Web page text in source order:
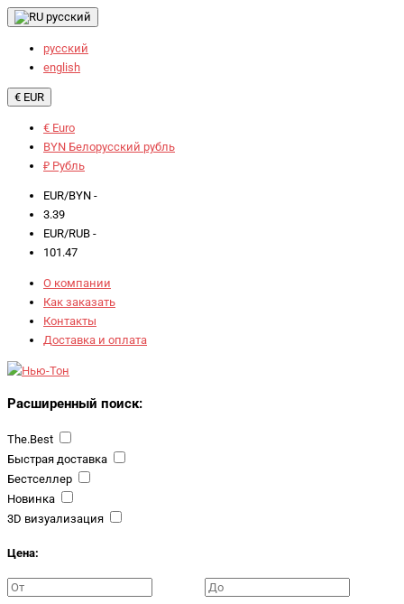
русский
русский
english
€ EUR
€ Euro
BYN Белорусский рубль
₽ Рубль
EUR/BYN -
3.39
EUR/RUB -
101.47
О компании
Как заказать
Контакты
Доставка и оплата
Расширенный поиск:
The.Best
Быстрая доставка
Бестселлер
Новинка
3D визуализация
Цена: